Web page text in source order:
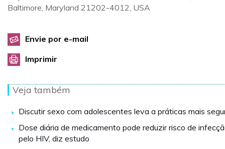
Baltimore, Maryland 21202-4012, USA
Envie por e-mail
Imprimir
Veja também
Discutir sexo com adolescentes leva a práticas mais
Dose diária de medicamento pode reduzir risco de
pelo HIV, diz estudo